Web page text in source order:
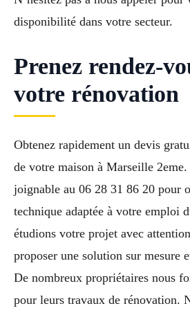
disponibilité dans votre secteur.
Prenez rendez-
votre rénovation
Obtenez rapidement un devis
de votre maison à Marseille 2eme.
joignable au 06 28 31 86 20 pour
technique adaptée à votre emploi
étudions votre projet avec
proposer une solution sur mesure
De nombreux propriétaires nous
pour leurs travaux de rénovation.